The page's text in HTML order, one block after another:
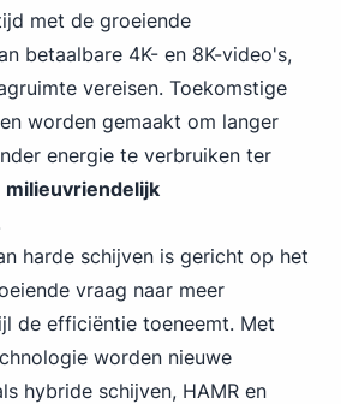
met de groeiende
betaalbare 4K- en 8K-video's,
vereisen. Toekomstige
worden gemaakt om langer
energie te verbruiken ter
milieuvriendelijk
harde schijven is gericht op het
vraag naar meer
de efficiëntie toeneemt. Met
worden nieuwe
hybride schijven, HAMR en